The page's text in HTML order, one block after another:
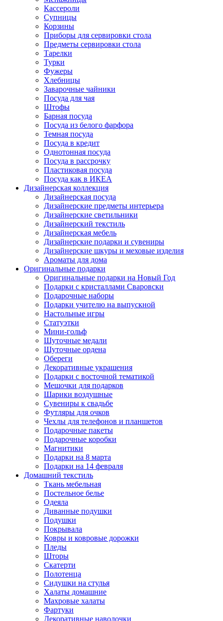
Кассероли
Супницы
Корзины
Приборы для сервировки стола
Предметы сервировки стола
Тарелки
Турки
Фужеры
Хлебницы
Заварочные чайники
Посуда для чая
Штофы
Барная посуда
Посуда из белого фарфора
Темная посуда
Посуда в кредит
Однотонная посуда
Посуда в рассрочку
Пластиковая посуда
Посуда как в ИКЕА
Дизайнерская коллекция
Дизайнерская посуда
Дизайнерские предметы интерьера
Дизайнерские светильники
Дизайнерский текстиль
Дизайнерская мебель
Дизайнерские подарки и сувениры
Дизайнерские шкуры и меховые изделия
Ароматы для дома
Оригинальные подарки
Оригинальные подарки на Новый Год
Подарки с кристаллами Сваровски
Подарочные наборы
Подарки учителю на выпускной
Настольные игры
Статуэтки
Мини-гольф
Шуточные медали
Шуточные ордена
Обереги
Декоративные украшения
Подарки с восточной тематикой
Мешочки для подарков
Шарики воздушные
Сувениры к свадьбе
Футляры для очков
Чехлы для телефонов и планшетов
Подарочные пакеты
Подарочные коробки
Магнитики
Подарки на 8 марта
Подарки на 14 февраля
Домашний текстиль
Ткань мебельная
Постельное белье
Одеяла
Диванные подушки
Подушки
Покрывала
Ковры и ковровые дорожки
Пледы
Шторы
Скатерти
Полотенца
Сидушки на стулья
Халаты домашние
Махровые халаты
Фартуки
Декоративные наволочки